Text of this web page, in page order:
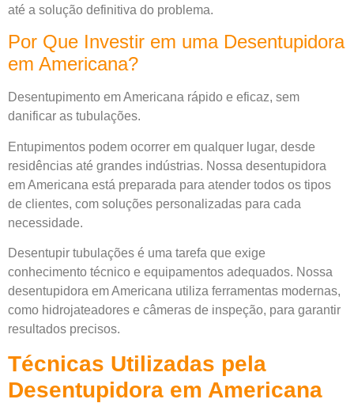
até a solução definitiva do problema.
Por Que Investir em uma Desentupidora
em Americana?
Desentupimento em Americana rápido e eficaz, sem
danificar as tubulações.
Entupimentos podem ocorrer em qualquer lugar, desde
residências até grandes indústrias. Nossa desentupidora
em Americana está preparada para atender todos os tipos
de clientes, com soluções personalizadas para cada
necessidade.
Desentupir tubulações é uma tarefa que exige
conhecimento técnico e equipamentos adequados. Nossa
desentupidora em Americana utiliza ferramentas modernas,
como hidrojateadores e câmeras de inspeção, para garantir
resultados precisos.
Técnicas Utilizadas pela
Desentupidora em Americana